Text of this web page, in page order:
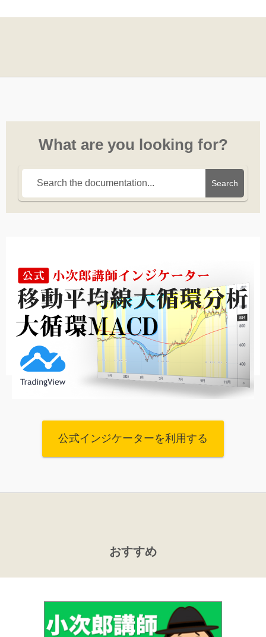
What are you looking for?
Search
公式インジケーターを利用する
おすすめ